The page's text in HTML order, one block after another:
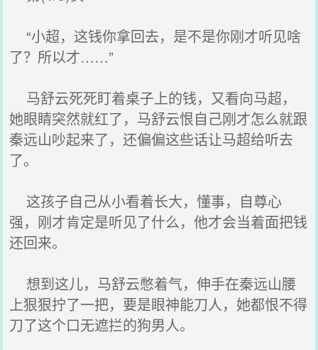
“小超，这钱你拿回去，是不是你刚才听见啥
了？所以才……”
马舒云死死盯着桌子上的钱，又看向马超，
她眼睛突然就红了，马舒云恨自己刚才怎么就跟
秦远山吵起来了，还偏偏这些话让马超给听去
了。
这孩子自己从小看着长大，懂事，自尊心
强，刚才肯定是听见了什么，他才会当着面把钱
还回来。
想到这儿，马舒云憋着气，伸手在秦远山腰
上狠狠拧了一把，要是眼神能刀人，她都恨不得
刀了这个口无遮拦的狗男人。